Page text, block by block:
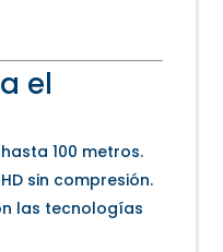
el
100 metros.
sin compresión.
las tecnologías